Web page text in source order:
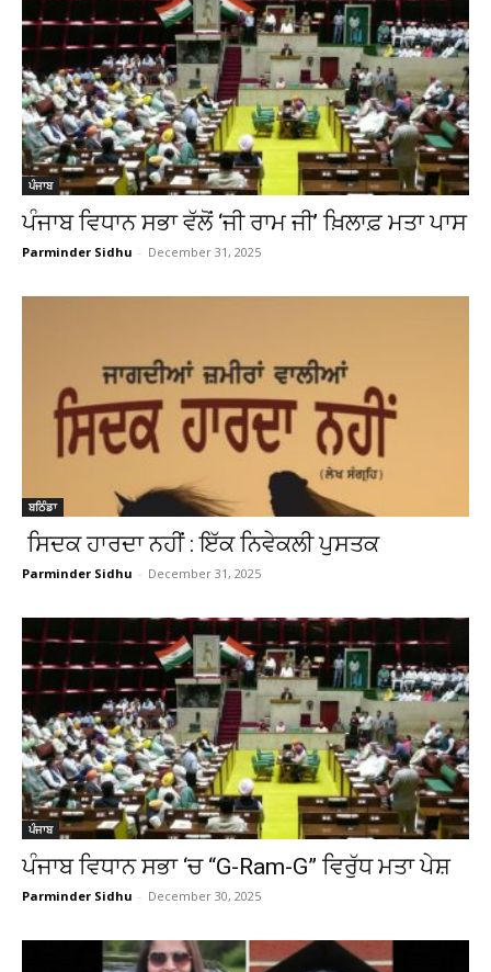
ਪੰਜਾਬ
ਪੰਜਾਬ ਵਿਧਾਨ ਸਭਾ ਵੱਲੋਂ ‘ਜੀ ਰਾਮ ਜੀ’ ਖ਼ਿਲਾਫ਼ ਮਤਾ ਪਾਸ
Parminder Sidhu - December 31, 2025
ਬਠਿੰਡਾ
ਸਿਦਕ ਹਾਰਦਾ ਨਹੀਂ : ਇੱਕ ਨਿਵੇਕਲੀ ਪੁਸਤਕ
Parminder Sidhu - December 31, 2025
ਪੰਜਾਬ
ਪੰਜਾਬ ਵਿਧਾਨ ਸਭਾ ‘ਚ “G-Ram-G” ਵਿਰੁੱਧ ਮਤਾ ਪੇਸ਼
Parminder Sidhu - December 30, 2025